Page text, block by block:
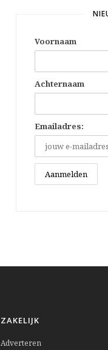
Voornaam
Achternaam
Emailadres:
ZAKELIJK
Adverteren